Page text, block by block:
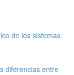
de los sistemas
diferencias entre